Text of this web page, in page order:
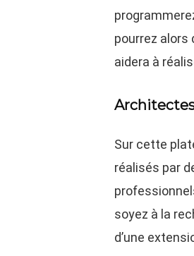
pourrez alors
aidera à
Sur cette
réalisés par
soyez à la
d’une